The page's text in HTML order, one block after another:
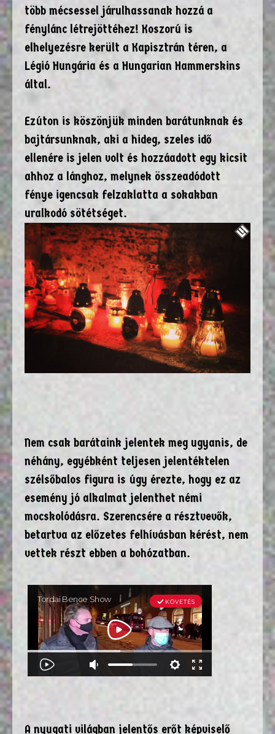
több mécsessel járulhassanak hozzá a
fénylánc létrejöttéhez! Koszorú is
elhelyezésre került a Kapisztrán téren, a
Légió Hungária és a Hungarian Hammerskins
által.
Ezúton is köszönjük minden barátunknak és
bajtársunknak, aki a hideg, szeles idő
ellenére is jelen volt és hozzáadott egy kicsit
ahhoz a lánghoz, melynek összeadódott
fénye igencsak felzaklatta a sokakban
uralkodó sötétséget.
Nem csak barátaink jelentek meg ugyanis, de
néhány, egyébként teljesen jelentéktelen
szélsőbalos figura is úgy érezte, hogy ez az
esemény jó alkalmat jelenthet némi
mocskolódásra. Szerencsére a résztvevők,
betartva az előzetes felhívásban kérést, nem
vettek részt ebben a bohózatban.
A nyugati világban jelentős erőt képviselő